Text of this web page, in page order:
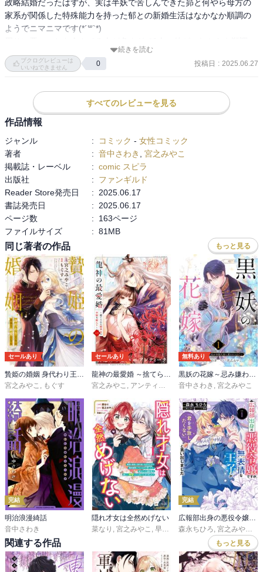
政略結婚だったはずが、実は半妖で苦しんできた昴と何やら母方の
家系が関係した特殊能力を持った郁との新婚生活はなかなか順調の
ようでニマニマです(*´꒳`*)
進展するかドキドキですが、2巻も楽しみに待ってます!
続きを読む
ブクログレビューは
いいねできません
0 投稿日 : 2025.06.27
すべてのレビューを見る
作品情報
ジャンル : コミック - 女性コミック
著者
: 音中さわき
宮之みやこ
掲載誌・レーベル
: comic スピラ
出版社
:
ファンギルド
Reader Store発売日
:
2025.06.17
書誌発売日
:
2025.06.17
ページ数
:
163ページ
ファイルサイズ
: 81MB
同じ著者の作品 もっと見る
セールあり
宮之みやこ
もぐす
セールあり
宮之みやこ
アンティーク
無料あり
音中さわき 宮之みやこ
完結
明治浪漫綺話
音中さわき
隠れ才女は全然めげない
菜なり , 宮之みやこ , 早瀬ジュン
完結
広報部出身の悪役令嬢ですが、無表情な王子が「君を手放したくない」と言い出しました
森永ちひろ, 宮之みやこ
関連する作品 もっと見る